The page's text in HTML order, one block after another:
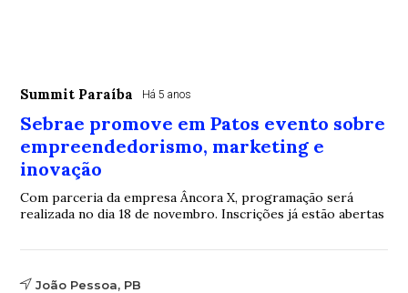
Summit Paraíba Há 5 anos
Sebrae promove em Patos evento sobre
empreendedorismo, marketing e
inovação
Com parceria da empresa Âncora X, programação será
realizada no dia 18 de novembro. Inscrições já estão abertas
João Pessoa, PB